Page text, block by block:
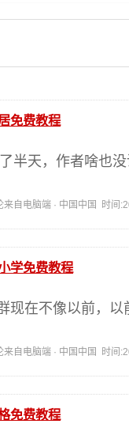
免费教程
半天，作者啥也
来自电脑端 · 中国中国 时间
学免费教程
现在不像以前，
来自电脑端 · 中国中国 时间
免费教程